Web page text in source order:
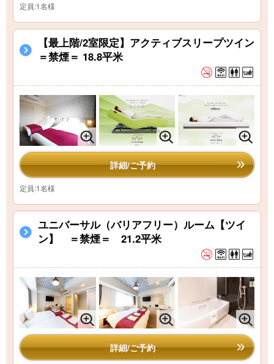
定員:1名様
【最上階/2室限定】アクティブスリープツイン
＝禁煙＝ 18.8平米
詳細/ご予約
定員:1名様
ユニバーサル（バリアフリー）ルーム【ツイ
ン】 ＝禁煙＝ 21.2平米
詳細/ご予約